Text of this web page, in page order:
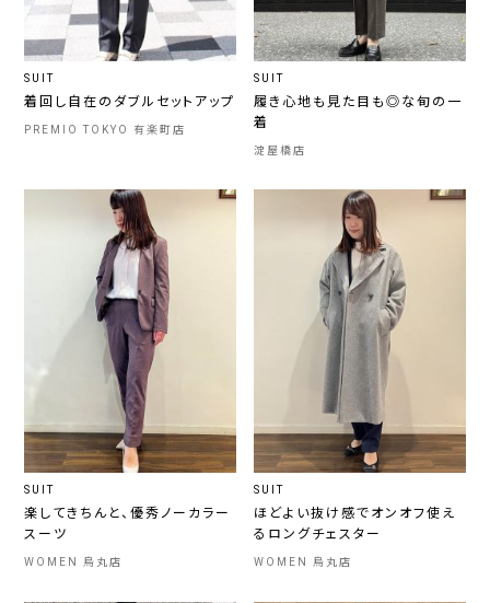
SUIT
着回し自在のダブルセットアップ
PREMIO TOKYO 有楽町店
SUIT
履き心地も見た目も◎な旬の一
着
淀屋橋店
SUIT
楽してきちんと、優秀ノーカラー
スーツ
WOMEN 烏丸店
SUIT
ほどよい抜け感でオンオフ使え
るロングチェスター
WOMEN 烏丸店